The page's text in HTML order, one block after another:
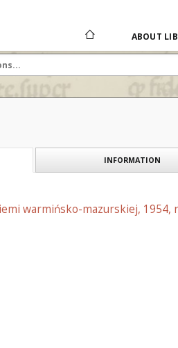
ABOUT
INFORMATION
warmińsko-mazurskiej, 1954,